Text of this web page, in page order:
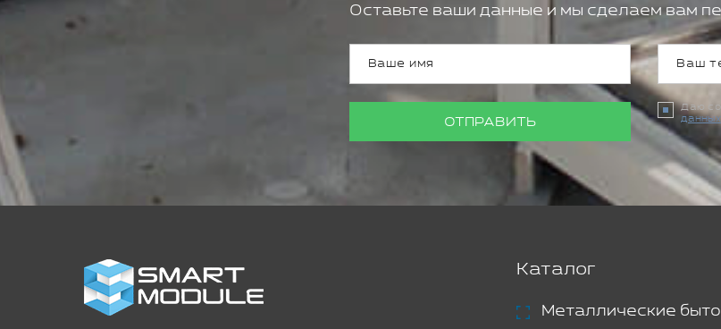
Оставьте ваши данные и мы сделаем вам
ОТПРАВИТЬ
Даю
данных
Каталог
Металлические